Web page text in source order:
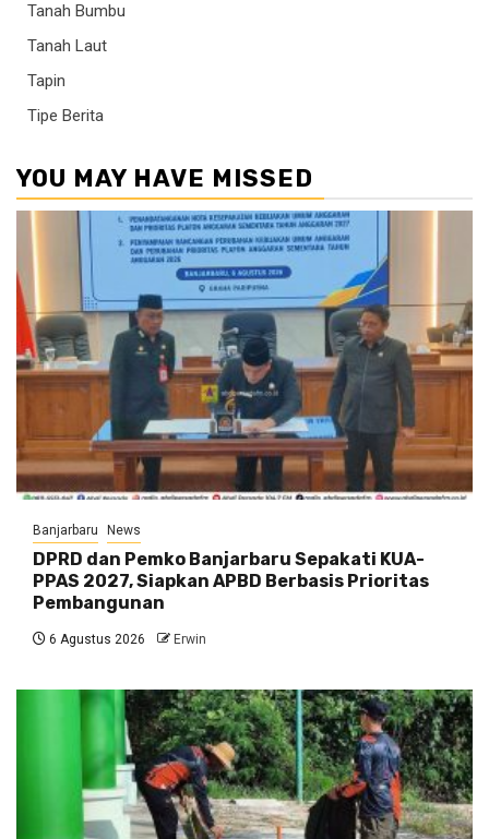
Tanah Bumbu
Tanah Laut
Tapin
Tipe Berita
YOU MAY HAVE MISSED
Banjarbaru News
DPRD dan Pemko Banjarbaru Sepakati KUA-
PPAS 2027, Siapkan APBD Berbasis Prioritas
Pembangunan
6 Agustus 2026 Erwin